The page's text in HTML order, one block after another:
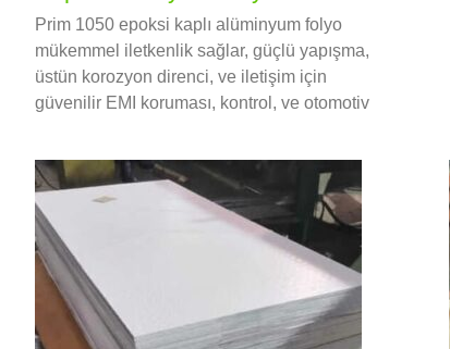
Prim 1050 epoksi kaplı alüminyum folyo
mükemmel iletkenlik sağlar, güçlü yapışma,
üstün korozyon direnci, ve iletişim için
güvenilir EMI koruması, kontrol, ve otomotiv